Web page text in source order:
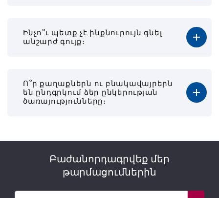
Ինչո՞ւ պետք չէ ինքնուրույն գնել
անշարժ գույք։
Ո՞ր քաղաքներն ու բնակավայրերն
են ընդգրկում ձեր ընկերության
ծառայությունները։
Բաժանորդագրվեք մեր
թարմացումներին